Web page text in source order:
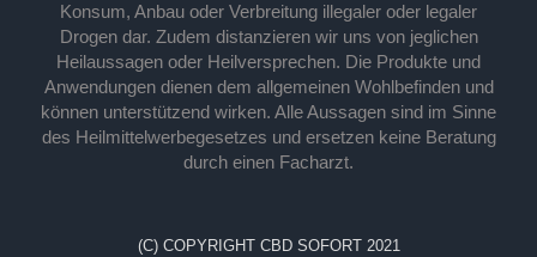
Konsum, Anbau oder Verbreitung illegaler oder legaler
Drogen dar. Zudem distanzieren wir uns von jeglichen
Heilaussagen oder Heilversprechen. Die Produkte und
Anwendungen dienen dem allgemeinen Wohlbefinden und
können unterstützend wirken. Alle Aussagen sind im Sinne
des Heilmittelwerbegesetzes und ersetzen keine Beratung
durch einen Facharzt.
(C) COPYRIGHT CBD SOFORT 2021